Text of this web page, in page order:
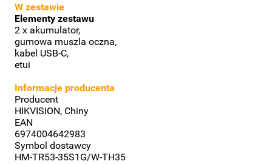
W zestawie
Elementy zestawu
2 x akumulator,
gumowa muszla oczna,
kabel USB-C,
etui
Informacje producenta
Producent
HIKVISION, Chiny
EAN
6974004642983
Symbol dostawcy
HM-TR53-35S1G/W-TH35